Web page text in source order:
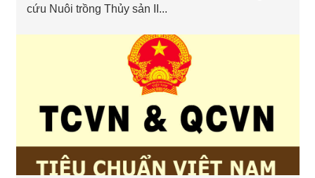
cứu Nuôi trồng Thủy sản II...